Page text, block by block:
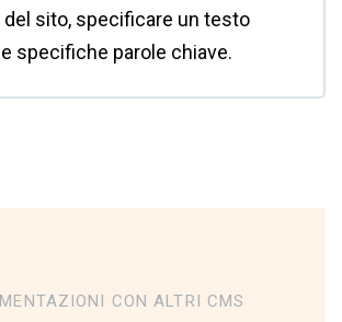
sito, specificare un testo
specifiche parole chiave.
CON ALTRI CMS